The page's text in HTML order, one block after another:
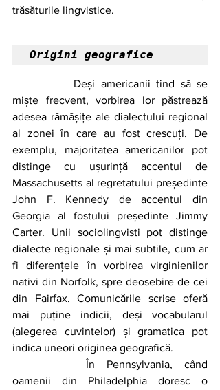
trăsăturile lingvistice.
Origini geografice
miște frecvent, vorbirea lor păstrează
adesea rămășițe ale dialectului regional
al zonei în care au fost crescuți. De
exemplu, majoritatea americanilor pot
distinge cu ușurință accentul de
Massachusetts al regretatului președinte
John F. Kennedy de accentul din
Georgia al fostului președinte Jimmy
Carter. Unii sociolingvisti pot distinge
dialecte regionale și mai subtile, cum ar
fi diferențele în vorbirea virginienilor
nativi din Norfolk, spre deosebire de cei
din Fairfax. Comunicările scrise oferă
mai puține indicii, deși vocabularul
(alegerea cuvintelor) și gramatica pot
indica uneori originea geografică.
oamenii din Philadelphia doresc o